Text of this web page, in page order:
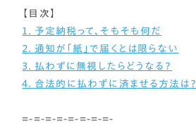
【目次】
１．予定納税って、そもそも何だ
２．通知が「紙」で届くとは限らない
３．払わずに無視したらどうなる？
４．合法的に払わずに済ませる方法は？
=-=-=-=-=-=-=-=-